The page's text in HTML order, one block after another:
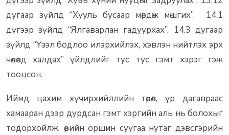
дугаар зүйлд “Хууль бусаар мөрдөж мөшгих”, 14.1
дүгээр зүйлд “Ялгаварлан гадуурхах”, 14.3 дугаар
зүйлд “Үзэл бодлоо илэрхийлэх, хэвлэн нийтлэх эрх
чөлөөнд халдах” үйлдлийг тус тус гэмт хэрэг гэж
тооцсон.
Иймд цахим хүчирхийллийн төрөл, үр дагавраас
хамааран дээр дурдсан гэмт хэргийн аль нь болохыг
тодорхойлж, өөрийн оршин суугаа нутаг дэвсгэрийн